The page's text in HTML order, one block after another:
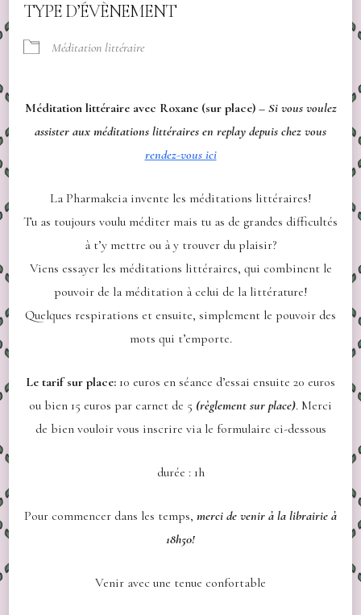
TYPE D’ÉVÈNEMENT
Méditation littéraire
Méditation littéraire avec Roxane (sur place) – Si vous voulez
assister aux méditations littéraires en replay depuis chez vous
rendez-vous ici
La Pharmakeia invente les méditations littéraires!
Tu as toujours voulu méditer mais tu as de grandes difficultés
à t’y mettre ou à y trouver du plaisir?
Viens essayer les méditations littéraires, qui combinent le
pouvoir de la méditation à celui de la littérature!
Quelques respirations et ensuite, simplement le pouvoir des
mots qui t’emporte.
Le tarif sur place: 10 euros en séance d’essai ensuite 20 euros
ou bien 15 euros par carnet de 5 (règlement sur place). Merci
de bien vouloir vous inscrire via le formulaire ci-dessous
durée : 1h
Pour commencer dans les temps, merci de venir à la librairie à
18h50!
Venir avec une tenue confortable